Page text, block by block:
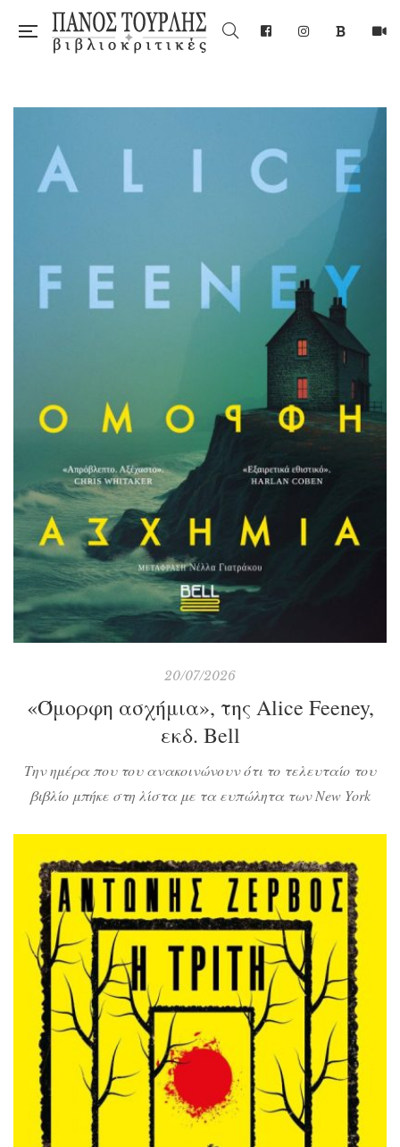
20/07/2026
«Όμορφη ασχήμια», της Alice Feeney,
εκδ. Bell
Την ημέρα που του ανακοινώνουν ότι το τελευταίο του
βιβλίο μπήκε στη λίστα με τα ευπώλητα των New York
από το σπίτι τους. Μέσα σ’ ένα χρόνο τα πάντα γύρω
του γκρεμίζονται και η μόνη λύση είναι να στρωθεί […]